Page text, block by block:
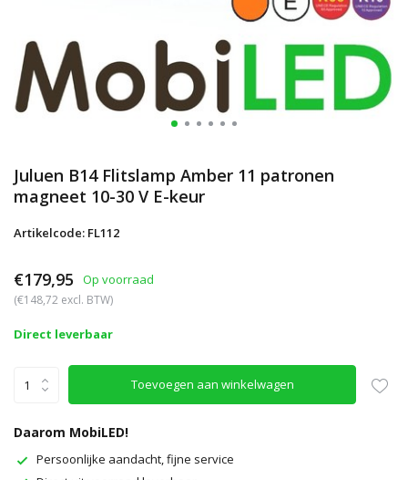
Juluen B14 Flitslamp Amber 11 patronen
magneet 10-30 V E-keur
Artikelcode: FL112
€179,95 Op voorraad
(€148,72 excl. BTW)
Direct leverbaar
Toevoegen aan winkelwagen
Daarom MobiLED!
Persoonlijke aandacht, fijne service